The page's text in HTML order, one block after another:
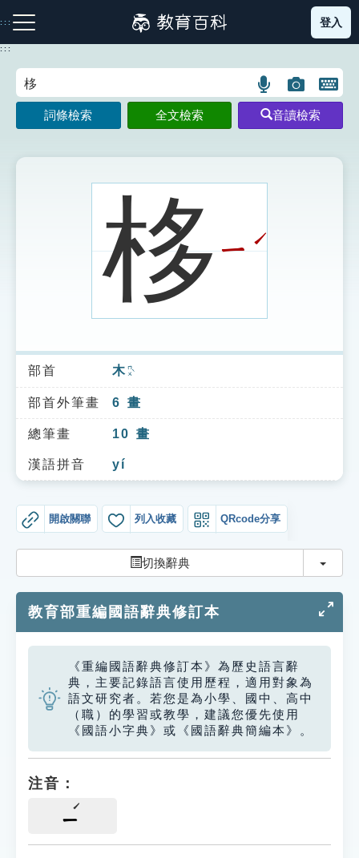
到
主
:::
注音索引圖示 筆畫索引圖示 部首索引表圖示
索引選單
知識索引
單字索引
生命大百科索引
遊戲專區
教學應用
貓頭鷹博士
登入
:::
語
言
搜
示
圖
片
搜
開
鍵
圖
詞條檢索 全文檢索 音讀檢索
栘ㄧ ˊ
部首 木ㄇㄨˋ
部首外筆畫 6 畫
總筆畫 10 畫
漢語拼音 yí
開啟關聯 列入收藏 QRcode分享
切換辭典 切換
教育部重編國語辭典修訂本
《重編國語辭典修訂本》為歷史語言辭
典，主要記錄語言使用歷程，適用對象為
語文研究者。若您是為小學、國中、高中
（職）的學習或教學，建議您優先使用
《國語小字典》或《國語辭典簡編本》。
注音：
ㄧ